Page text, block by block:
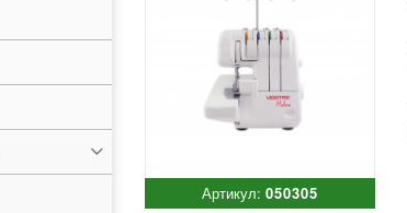
Артикул: 050305